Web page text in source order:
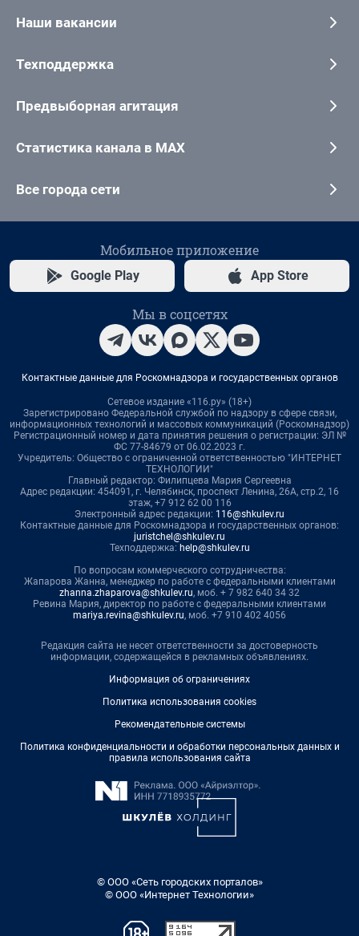
Наши вакансии
Техподдержка
Предвыборная агитация
Статистика канала в MAX
Все города сети
Мобильное приложение
Google Play App Store
Мы в соцсетях
Контактные данные для Роскомнадзора и государственных органов
Сетевое издание «116.ру» (18+)
Зарегистрировано Федеральной службой по надзору в сфере связи,
информационных технологий и массовых коммуникаций (Роскомнадзор)
Регистрационный номер и дата принятия решения о регистрации: ЭЛ №
ФС 77-84679 от 06.02.2023 г.
Учредитель: Общество с ограниченной ответственностью "ИНТЕРНЕТ
ТЕХНОЛОГИИ"
Главный редактор: Филипцева Мария Сергеевна
Адрес редакции: 454091, г. Челябинск, проспект Ленина, 26А, стр.2, 16
этаж, +7 912 62 00 116
Электронный адрес редакции: 116@shkulev.ru
Контактные данные для Роскомнадзора и государственных органов:
juristchel@shkulev.ru
Техподдержка: help@shkulev.ru
По вопросам коммерческого сотрудничества:
Жапарова Жанна, менеджер по работе с федеральными клиентами
zhanna.zhaparova@shkulev.ru, моб. + 7 982 640 34 32
Ревина Мария, директор по работе с федеральными клиентами
mariya.revina@shkulev.ru, моб. +7 910 402 4056
Редакция сайта не несет ответственности за достоверность
информации, содержащейся в рекламных объявлениях.
Информация об ограничениях
Политика использования cookies
Рекомендательные системы
Политика конфиденциальности и обработки персональных данных и
правила использования сайта
© ООО «Сеть городских порталов»
© ООО «Интернет Технологии»